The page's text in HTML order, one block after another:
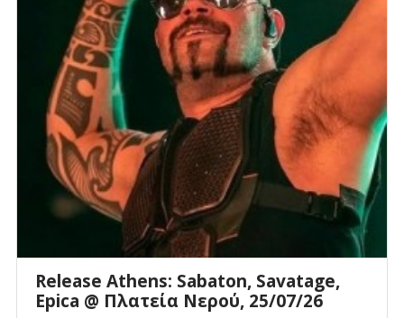
Release Athens: Sabaton, Savatage,
Epica @ Πλατεία Νερού, 25/07/26